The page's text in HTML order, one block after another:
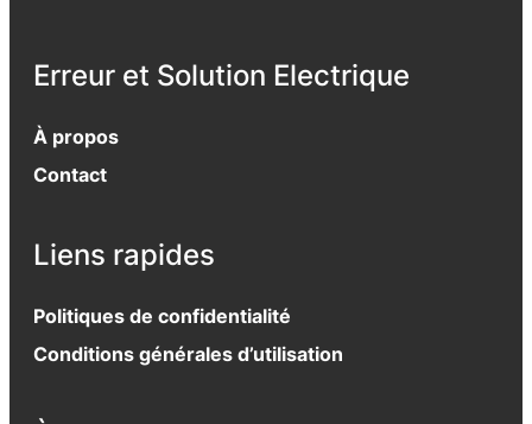
Erreur et Solution Electrique
À propos
Contact
Liens rapides
Politiques de confidentialité
Conditions générales d’utilisation